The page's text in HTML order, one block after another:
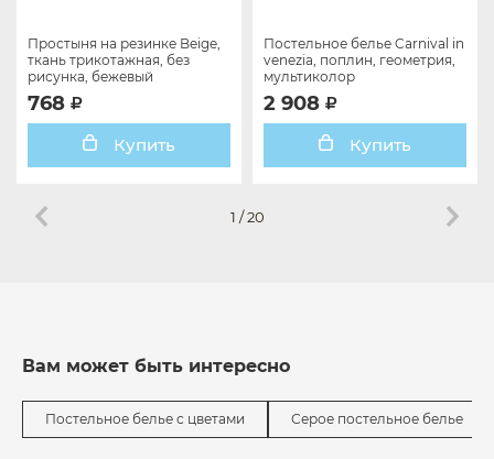
Простыня на резинке Beige,
ткань трикотажная, без
рисунка, бежевый
768
Купить
Постельное белье Carnival in
venezia, поплин, геометрия,
мультиколор
2 908
Купить
1 /20
Вам может быть интересно
Постельное белье с цветами Серое постельное белье